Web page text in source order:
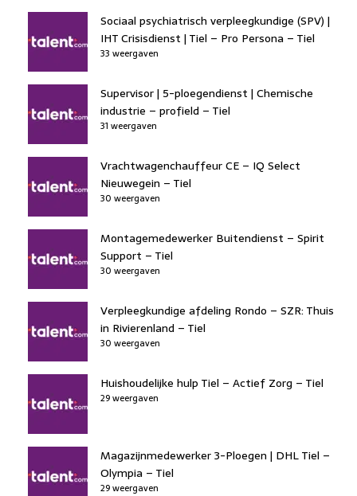
Sociaal psychiatrisch verpleegkundige (SPV) |
IHT Crisisdienst | Tiel – Pro Persona – Tiel
33 weergaven
Supervisor | 5-ploegendienst | Chemische
industrie – profield – Tiel
31 weergaven
Vrachtwagenchauffeur CE – IQ Select
Nieuwegein – Tiel
30 weergaven
Montagemedewerker Buitendienst – Spirit
Support – Tiel
30 weergaven
Verpleegkundige afdeling Rondo – SZR: Thuis
in Rivierenland – Tiel
30 weergaven
Huishoudelijke hulp Tiel – Actief Zorg – Tiel
29 weergaven
Magazijnmedewerker 3-Ploegen | DHL Tiel –
Olympia – Tiel
29 weergaven